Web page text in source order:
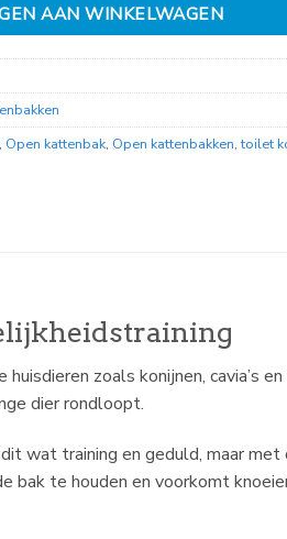
AAN WINKELWAGEN
, Open kattenbak, Open kattenbakken,toilet
zoals konijnen, cavia’s
dier rondloopt.
wat training en geduld, maar met
bak te houden en voorkomt